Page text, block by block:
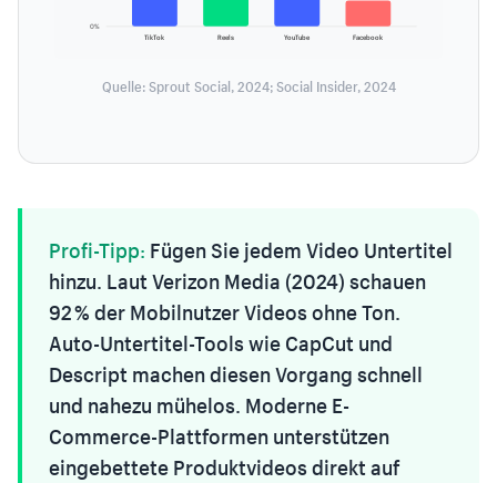
0%
TikTok Reels YouTube Facebook
Quelle: Sprout Social, 2024; Social Insider, 2024
Profi-Tipp: Fügen Sie jedem Video Untertitel
hinzu. Laut Verizon Media (2024) schauen
92 % der Mobilnutzer Videos ohne Ton.
Auto-Untertitel-Tools wie CapCut und
Descript machen diesen Vorgang schnell
und nahezu mühelos. Moderne E-
Commerce-Plattformen unterstützen
eingebettete Produktvideos direkt auf